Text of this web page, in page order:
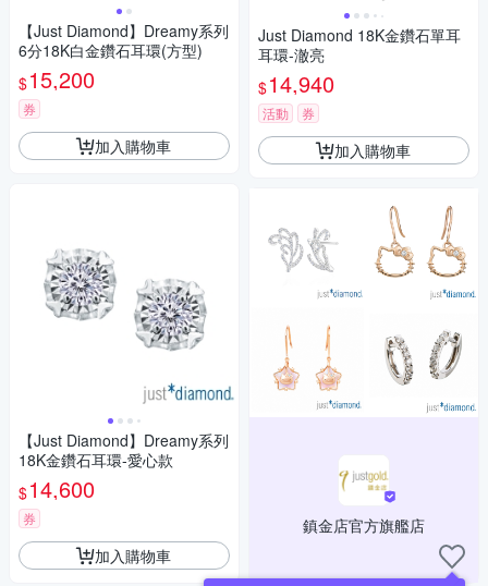
【Just Diamond】Dreamy系列
6分18K白金鑽石耳環(方型)
$15,200
券
加入購物車
【Just Diamond】Dreamy系列
18K金鑽石耳環-愛心款
$14,600
券
加入購物車
Just Diamond 18K金鑽石單耳
耳環-澈亮
$14,940
活動 券
加入購物車
鎮金店官方旗艦店